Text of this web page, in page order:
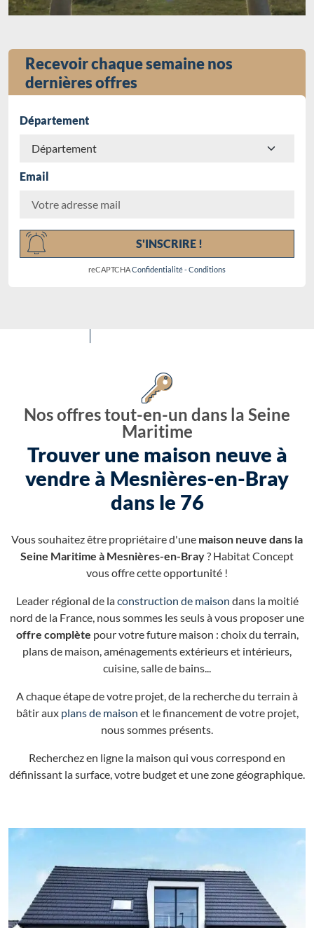
Recevoir chaque semaine nos
dernières offres
Département
Email
S'INSCRIRE !
reCAPTCHAConfidentialité-Conditions
Nos offres tout-en-un dans la Seine
Maritime
Trouver une maison neuve à
vendre à Mesnières-en-Bray
dans le 76
Vous souhaitez être propriétaire d'une maison neuve dans la
Seine Maritime à Mesnières-en-Bray? Habitat Concept
vous offre cette opportunité !
Leader régional de laconstruction de maison dans la moitié
nord de la France, nous sommes les seuls à vous proposer une
offre complète pour votre future maison : choix du terrain,
plans de maison, aménagements extérieurs et intérieurs,
cuisine, salle de bains...
A chaque étape de votre projet, de la recherche du terrain à
bâtir aux plans de maison et le financement de votre projet,
nous sommes présents.
Recherchez en ligne la maison qui vous correspond en
définissant la surface, votre budget et une zone géographique.